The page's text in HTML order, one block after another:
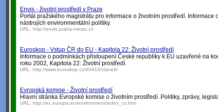
Envis - životní prostředí v Praze
Portál pražského magistrátu pro informace o životním prostředí. Informace
nástrojích environmentální politiky.
URL: http://envis.praha-mesto.cz
Euroskop - Vstup ČR do EU - Kapitola 22: Životní prostředí
Informace o podmínkách přistoupení České republiky k EU uzavřené na
roku 2002, Kapitola 22: Životní prostředí.
URL: http://www.euroskop.cz/40416/clanek/
Evropská komise - Životní prostředí
Hlavní stránka Evropské komise o životním prostředí. Politiky, zprávy,
URL: http://ec.europa.eu/environment/index_cs.htm